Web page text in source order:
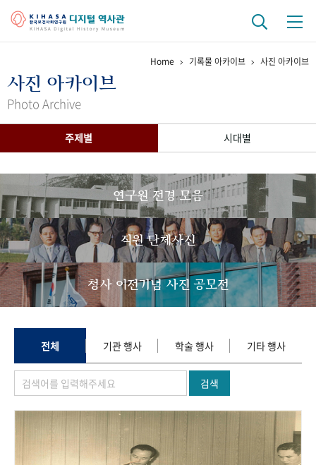
걸어온 길 기관 변천사
간행물 변천사
기록물 아카이브
사진 아카이브 문서 기록물 행정박물 영상 기록물
50+1 주년 기념
성과 50선 숫자로 보는 50년
세계와 함께 한 KIHASA
VR 역사관
Home 기록물 아카이브 사진 아카이브
사진 아카이브
Photo Archive
주제별 시대별
연구원 전경 모음
직원 단체사진
청사 이전기념 사진 공모전
전체 기관 행사 학술 행사 기타 행사
검색